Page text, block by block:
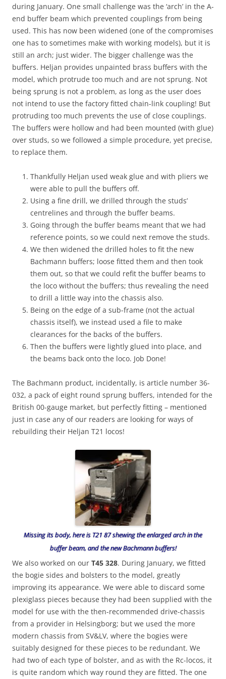
during January. One small challenge was the ‘arch’ in the A-
end buffer beam which prevented couplings from being
used. This has now been widened (one of the compromises
one has to sometimes make with working models), but it is
still an arch; just wider. The bigger challenge was the
buffers. Heljan provides unpainted brass buffers with the
model, which protrude too much and are not sprung. Not
being sprung is not a problem, as long as the user does
not intend to use the factory fitted chain-link coupling! But
protruding too much prevents the use of close couplings.
The buffers were hollow and had been mounted (with glue)
over studs, so we followed a simple procedure, yet precise,
to replace them.
Thankfully Heljan used weak glue and with pliers we
were able to pull the buffers off.
Using a fine drill, we drilled through the studs’
centrelines and through the buffer beams.
Going through the buffer beams meant that we had
reference points, so we could next remove the studs.
We then widened the drilled holes to fit the new
Bachmann buffers; loose fitted them and then took
them out, so that we could refit the buffer beams to
the loco without the buffers; thus revealing the need
to drill a little way into the chassis also.
Being on the edge of a sub-frame (not the actual
chassis itself), we instead used a file to make
clearances for the backs of the buffers.
Then the buffers were lightly glued into place, and
the beams back onto the loco. Job Done!
The Bachmann product, incidentally, is article number 36-
032, a pack of eight round sprung buffers, intended for the
British 00-gauge market, but perfectly fitting – mentioned
just in case any of our readers are looking for ways of
rebuilding their Heljan T21 locos!
Missing its body, here is T21 87 shewing the enlarged arch in the
buffer beam, and the new Bachmann buffers!
We also worked on our T45 328. During January, we fitted
the bogie sides and bolsters to the model, greatly
improving its appearance. We were able to discard some
plexiglass pieces because they had been supplied with the
model for use with the then-recommended drive-chassis
from a provider in Helsingborg; but we used the more
modern chassis from SV&LV, where the bogies were
suitably designed for these pieces to be redundant. We
had two of each type of bolster, and as with the Rc-locos, it
is quite random which way round they are fitted. The one